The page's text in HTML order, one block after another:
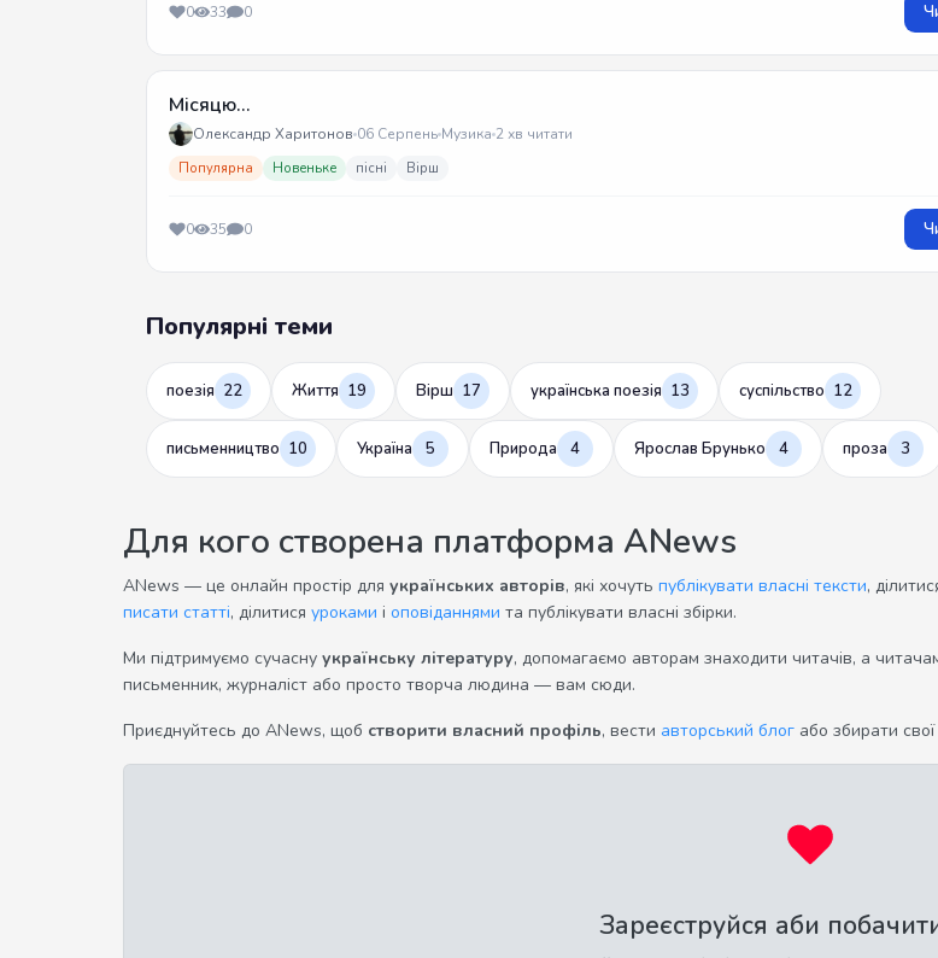
0 33 0
Місяцю...
Олександр Харитонов 06 Серпень Музика 2 хв читати
Популярна Новеньке пісні Вірш
0 35 0
Популярні теми
поезія 22 Життя 19 Вірш 17 українська поезія 13 суспільство 12
письменництво 10 Україна 5 Природа 4 Ярослав Брунько 4 проза 3
Для кого створена платформа ANews
ANews — це онлайн простір для українських авторів, які хочуть публікувати власні тексти,
писати статті, ділитися уроками і оповіданнями та публікувати власні збірки.
Ми підтримуємо сучасну українську літературу, допомагаємо авторам знаходити читачів, а
письменник, журналіст або просто творча людина — вам сюди.
Приєднуйтесь до ANews, щоб створити власний профіль, вести авторський блог або збирати
Зареєструйся аби